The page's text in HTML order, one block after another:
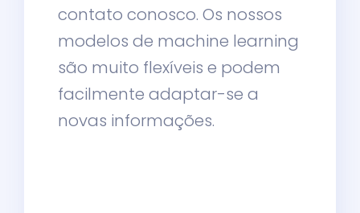
contato conosco. Os nossos
modelos de machine learning
são muito flexíveis e podem
facilmente adaptar-se a
novas informações.